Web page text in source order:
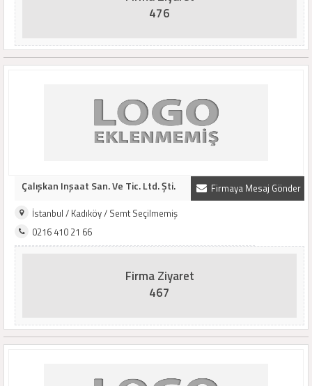
476
Firmaya Mesaj Gönder
Çalışkan Inşaat San. Ve Tic. Ltd. Şti.
İstanbul / Kadıköy / Semt Seçilmemiş
0216 410 21 66
Firma Ziyaret
467